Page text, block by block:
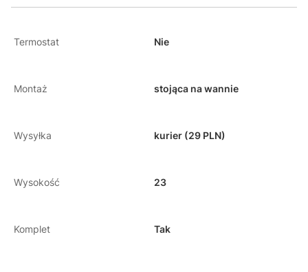
Termostat Nie
Montaż stojąca na wannie
Wysyłka kurier (29 PLN)
Wysokość 23
Komplet Tak